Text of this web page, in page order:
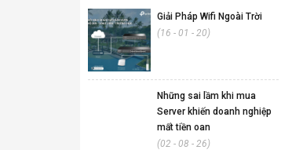
Giải Pháp Wifi Ngoài Trời
(16 - 01 - 20)
Những sai lầm khi mua
Server khiến doanh nghiệp
mất tiền oan
(02 - 08 - 26)